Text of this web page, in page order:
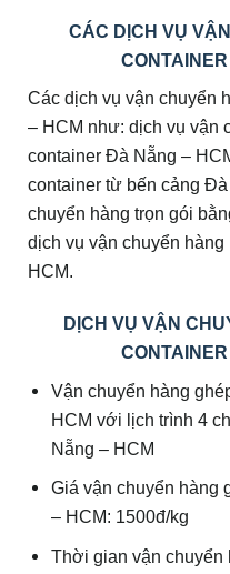
CÁC DỊCH VỤ
Các dịch vụ vận chuyển
– HCM như: dịch vụ vận
container Đà Nẵng –
container từ bến cảng
chuyển hàng trọn gói
dịch vụ vận chuyển
HCM.
DỊCH VỤ VẬN
Vận chuyển hàng
HCM với lịch trình 4
Nẵng – HCM
Giá vận chuyển hàng
– HCM: 1500đ/kg
Thời gian vận chuyển